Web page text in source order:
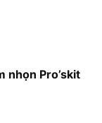
nhọn Pro’skit